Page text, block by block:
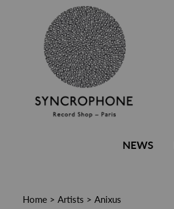
NEWS
Home > Artists > Anixus